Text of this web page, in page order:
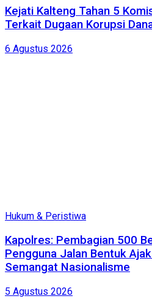
Kejati Kalteng Tahan 5
Terkait Dugaan Korupsi
6 Agustus 2026
Hukum & Peristiwa
Kapolres: Pembagian 500
Pengguna Jalan Bentuk
Semangat Nasionalisme
5 Agustus 2026